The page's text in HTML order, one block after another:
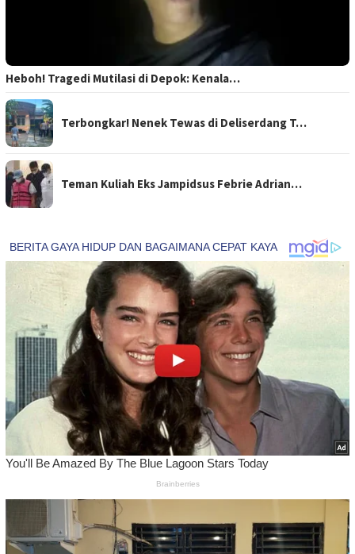
Heboh! Tragedi Mutilasi di Depok: Kenala…
Terbongkar! Nenek Tewas di Deliserdang T…
Teman Kuliah Eks Jampidsus Febrie Adrian…